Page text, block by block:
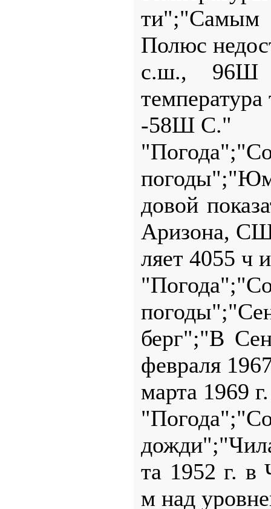
ти";"Самым
Полюс
с.ш., 96Ш
температура
-58Ш С."
довой
Аризона,
ляет 4055 ч
берг";"В
февраля
марта 1969
та 1952 г. в
м над